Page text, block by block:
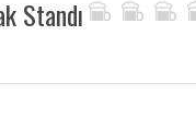
Standı